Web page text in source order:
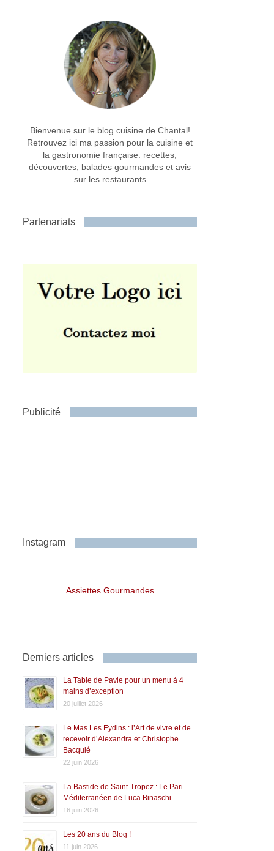
Bienvenue sur le blog cuisine de Chantal!
Retrouvez ici ma passion pour la cuisine et
la gastronomie française: recettes,
découvertes, balades gourmandes et avis
sur les restaurants
Partenariats
Publicité
Instagram
Assiettes Gourmandes
Derniers articles
La Table de Pavie pour un menu à 4
mains d’exception
20 juillet 2026
Le Mas Les Eydins : l’Art de vivre et de
recevoir d’Alexandra et Christophe
Bacquié
22 juin 2026
La Bastide de Saint-Tropez : Le Pari
Méditerranéen de Luca Binaschi
16 juin 2026
Les 20 ans du Blog !
11 juin 2026